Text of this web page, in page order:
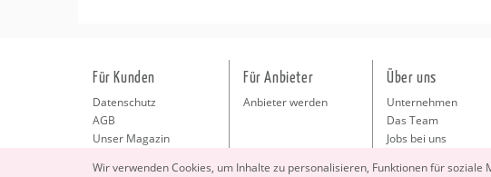
Wir ver­wen­den Coo­kies, um In­hal­te zu per­so­na­li­sie­ren, Funk­tio­nen für
Für Kunden
Datenschutz
AGB
Unser Magazin
Für Anbieter
Anbieter werden
Über uns
Unternehmen
Das Team
Jobs bei uns